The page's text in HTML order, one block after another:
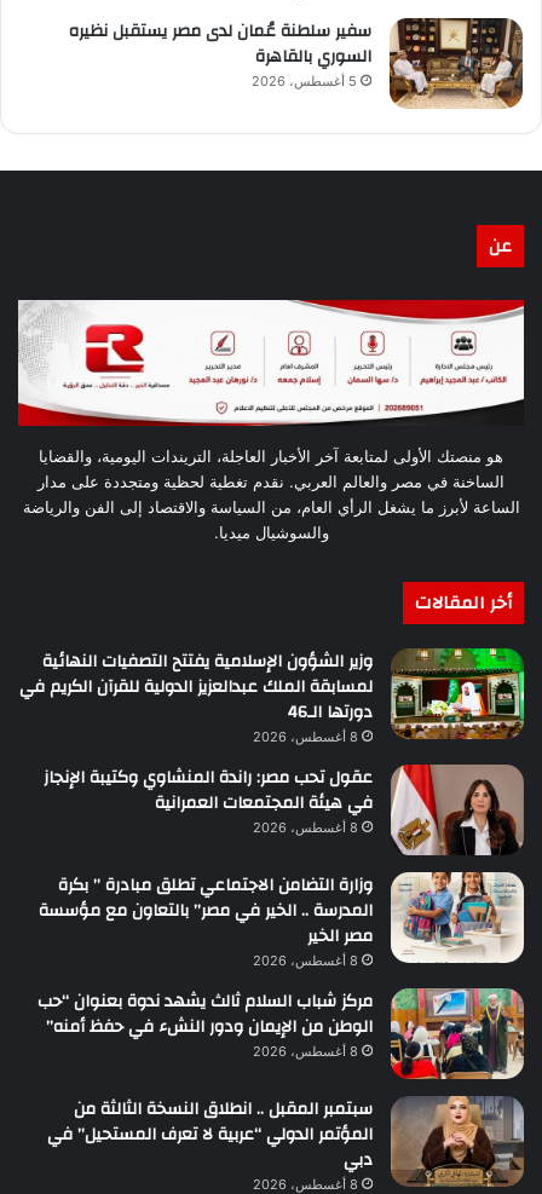
سفير سلطنة عُمان لدى مصر يستقبل نظيره
السوري بالقاهرة
5 أغسطس، 2026
عن
هو منصتك الأولى لمتابعة آخر الأخبار العاجلة، التريندات اليومية، والقضايا
الساخنة في مصر والعالم العربي. نقدم تغطية لحظية ومتجددة على مدار
الساعة لأبرز ما يشغل الرأي العام، من السياسة والاقتصاد إلى الفن والرياضة
والسوشيال ميديا.
أخر المقالات
وزير الشؤون الإسلامية يفتتح التصفيات النهائية
لمسابقة الملك عبدالعزيز الدولية للقرآن الكريم في
دورتها الـ46
8 أغسطس، 2026
عقول تحب مصر: راندة المنشاوي وكتيبة الإنجاز
في هيئة المجتمعات العمرانية
8 أغسطس، 2026
وزارة التضامن الاجتماعي تطلق مبادرة ” بكرة
المدرسة .. الخير في مصر” بالتعاون مع مؤسسة
مصر الخير
8 أغسطس، 2026
مركز شباب السلام ثالث يشهد ندوة بعنوان “حب
الوطن من الإيمان ودور النشء في حفظ أمنه”
8 أغسطس، 2026
سبتمبر المقبل .. انطلاق النسخة الثالثة من
المؤتمر الدولي “عربية لا تعرف المستحيل” في
دبي
8 أغسطس، 2026